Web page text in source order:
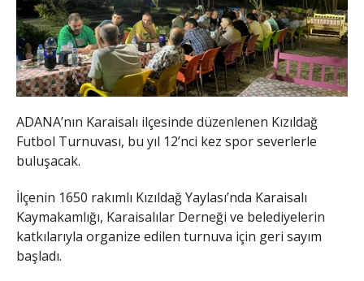
ADANA’nın Karaisalı ilçesinde düzenlenen Kızıldağ
Futbol Turnuvası, bu yıl 12’nci kez spor severlerle
buluşacak.
İlçenin 1650 rakımlı Kızıldağ Yaylası’nda Karaisalı
Kaymakamlığı, Karaisalılar Derneği ve belediyelerin
katkılarıyla organize edilen turnuva için geri sayım
başladı.